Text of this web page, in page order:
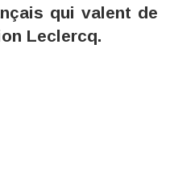
qui valent de
Leclercq.